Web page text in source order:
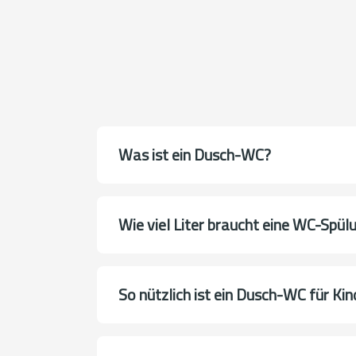
Was ist ein Dusch-WC?
Wie viel Liter braucht eine WC-
So nützlich ist ein Dusch-WC für